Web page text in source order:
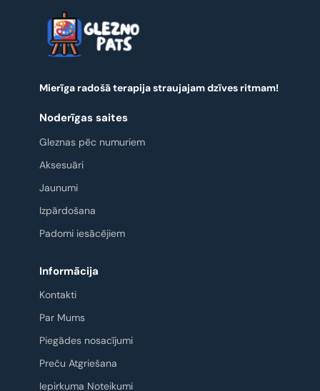
Mierīga radošā terapija straujajam dzīves ritmam!
Noderīgas saites
Gleznas pēc numuriem
Aksesuāri
Jaunumi
Izpārdošana
Padomi iesācējiem
Informācija
Kontakti
Par Mums
Piegādes nosacījumi
Preču Atgriešana
Iepirkuma Noteikumi